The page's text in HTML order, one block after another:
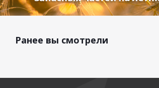
Ранее вы смотрели